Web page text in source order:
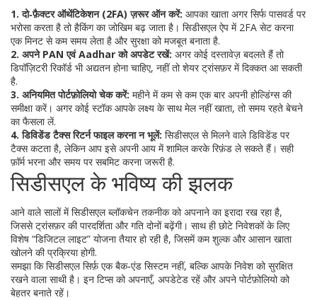
1. दो‑फ़ैक्टर ऑथेंटिकेशन (2FA) ज़रूर ऑन करें: आपका खाता अगर सिर्फ पासवर्ड पर
भरोसा करता है तो हैकिंग का जोखिम बढ़ जाता है। सिडीसएल ऐप में 2FA सेट करना
एक मिनट से कम समय लेता है और सुरक्षा को मजबूत बनाता है.
2. अपने PAN एवं Aadhar को अपडेट रखें: अगर कोई दस्तावेज़ बदलते हैं तो
डिपॉज़िटरी रिकॉर्ड भी अद्यतन होना चाहिए, नहीं तो शेयर ट्रांसफ़र में दिक्कत आ सकती
है.
3. अनियमित पोर्टफ़ोलियो चेक करें: महीने में कम से कम एक बार अपनी होल्डिंग्स की
समीक्षा करें। अगर कोई स्टॉक आपके लक्ष्य के साथ मेल नहीं खाता, तो समय रहते बेचने
का फैसला लें.
4. डिविडेंड टैक्स रिटर्न फाइल करना न भूलें: सिडीसएल से मिलने वाले डिविडेंड पर
टैक्स कटता है, लेकिन आप इसे अपनी आय में शामिल करके रिफ़ंड ले सकते हैं। सही
फ़ॉर्म भरना और समय पर सबमिट करना जरूरी है.
सिडीसएल के भविष्य की झलक
आने वाले सालों में सिडीसएल ब्लॉकचेन तकनीक को अपनाने का इरादा रख रहा है,
जिससे ट्रांसफ़र की पारदर्शिता और गति दोनों बढ़ेंगी। साथ ही छोटे निवेशकों के लिए
विशेष “डिजिटल लाइट” योजना तैयार हो रही है, जिसमें कम शुल्क और आसान खाता
खोलने की प्रक्रिया होगी.
समझा कि सिडीसएल सिर्फ़ एक बैक‑एंड सिस्टम नहीं, बल्कि आपके निवेश को सुरक्षित
रखने वाला साथी है। इन टिप्स को अपनाएँ, अपडेटेड रहें और अपने पोर्टफ़ोलियो को
बेहतर बनाते रहें।